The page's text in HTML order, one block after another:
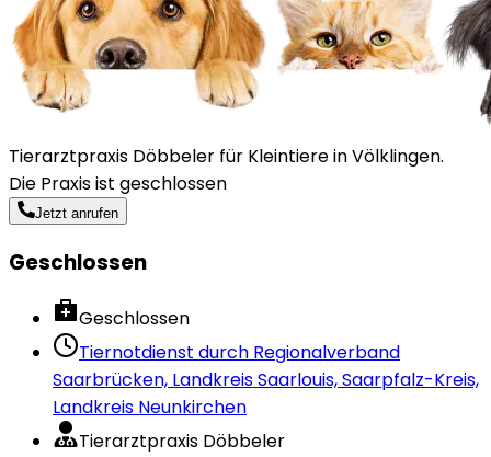
Tierarztpraxis Döbbeler für Kleintiere in Völklingen.
Die Praxis ist geschlossen
Jetzt anrufen
Geschlossen
Geschlossen
Tiernotdienst durch Regionalverband
Saarbrücken, Landkreis Saarlouis, Saarpfalz-Kreis,
Landkreis Neunkirchen
Tierarztpraxis Döbbeler